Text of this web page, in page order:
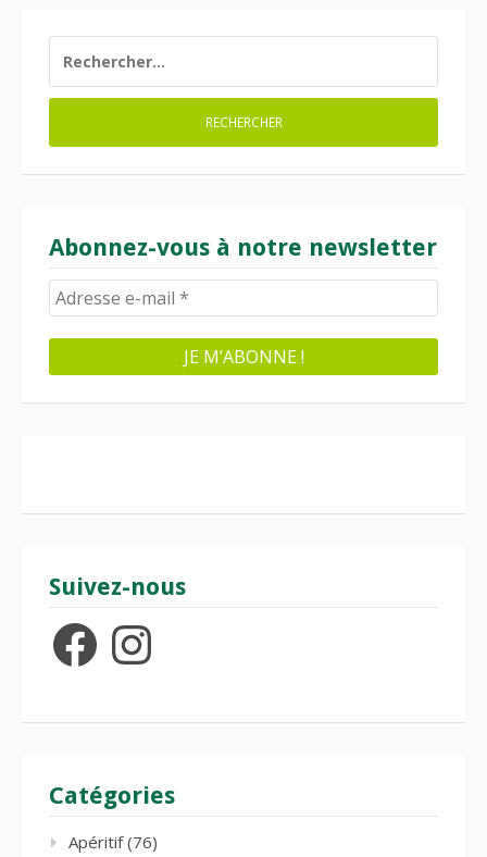
Abonnez-vous à notre newsletter
Suivez-nous
FacebookInstagram
Catégories
Apéritif(76)